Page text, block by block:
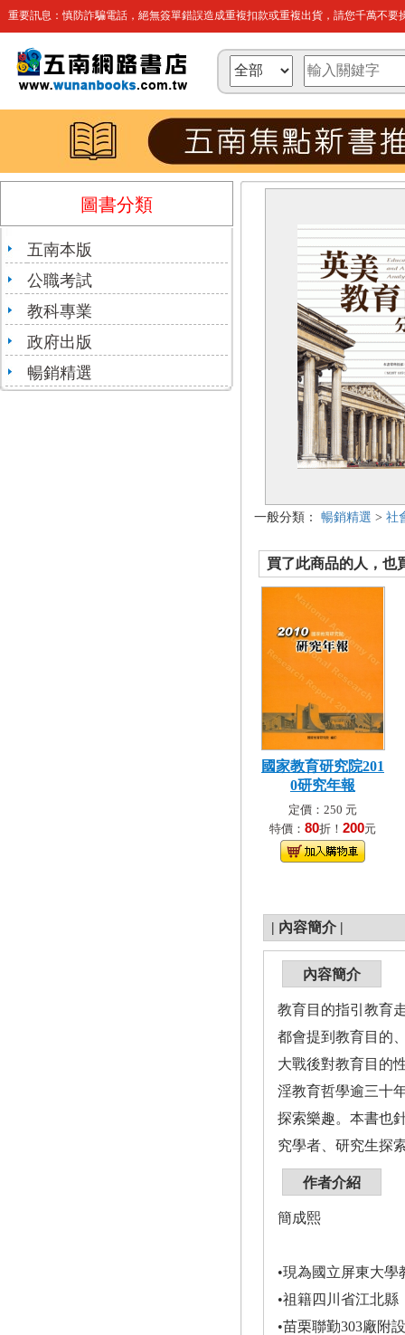
重要訊息：慎防詐騙電話，絕無簽單錯誤造成重複扣款或重複出貨，請您千萬不要
圖書分類
五南本版
公職考試
教科專業
政府出版
暢銷精選
一般分類： 暢銷精選 > 社
買了此商品的人，也
國家教育研究院201
0研究年報
定價：250 元
特價： 80折！ 200元
| 內容簡介 |
內容簡介
教育目的指引教育
都會提到教育目的
大戰後對教育目的
淫教育哲學逾三十
探索樂趣。本書也
究學者、研究生探
作者介紹
簡成熙
•現為國立屏東大
•祖籍四川省江北
•苗栗聯勤303廠附